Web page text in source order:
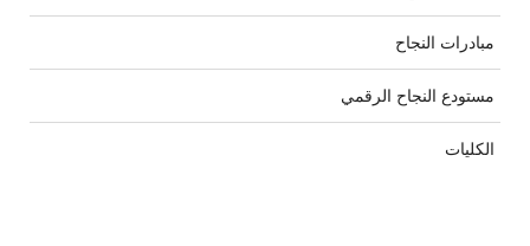
مبادرات النجاح
مستودع النجاح الرقمي
الكليات